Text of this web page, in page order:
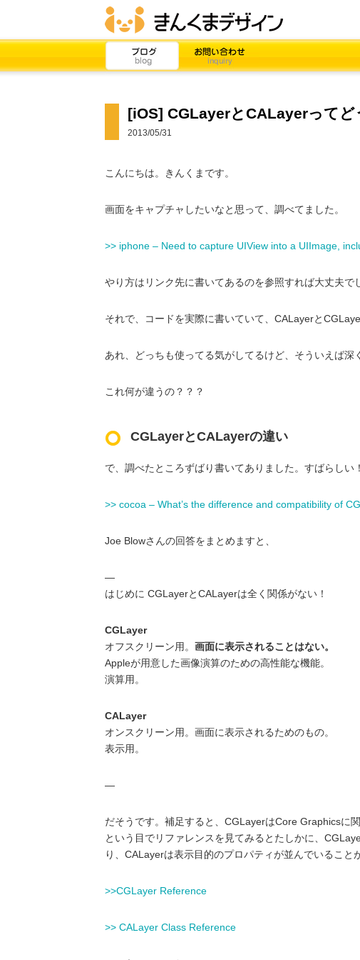
[iOS] CGLayerとCALayerってど
2013/05/31
こんにちは。きんくまです。
画面をキャプチャしたいなと思って、調べてました。
>> iphone – Need to capture UIView into a UIImage,
やり方はリンク先に書いてあるのを参照すれば大丈夫で
それで、コードを実際に書いていて、CALayerと
あれ、どっちも使ってる気がしてるけど、そういえば深
これ何が違うの？？？
CGLayerとCALayerの違い
で、調べたところずばり書いてありました。すばらしい！
>> cocoa – What’s the difference and compatibility of
Joe Blowさんの回答をまとめますと、
—
はじめに CGLayerとCALayerは全く関係がない！
CGLayer
オフスクリーン用。 画面に表示されることはない。
Appleが用意した画像演算のための高性能な機能。
演算用。
CALayer
オンスクリーン用。画面に表示されるためのもの。
表示用。
—
だそうです。補足すると、CGLayerはCore Graphicsに
という目でリファレンスを見てみるとたしかに、
り、CALayerは表示目的のプロパティが並んでいること
>>CGLayer Reference
>> CALayer Class Reference